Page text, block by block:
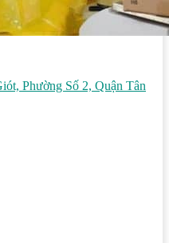
Phường Số 2, Quận Tân